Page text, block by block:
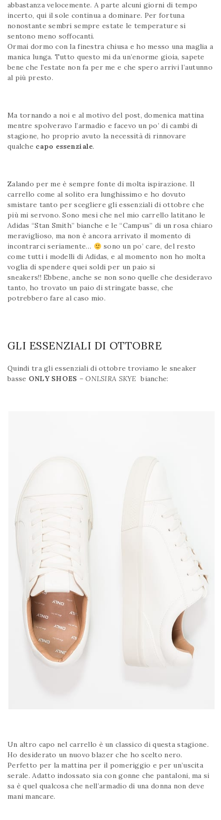
abbastanza velocemente. A parte alcuni giorni di tempo
incerto, qui il sole continua a dominare. Per fortuna
nonostante sembri sempre estate le temperature si
sentono meno soffocanti.
Ormai dormo con la finestra chiusa e ho messo una maglia a
manica lunga. Tutto questo mi da un’enorme gioia, sapete
bene che l’estate non fa per me e che spero arrivi l’autunno
al più presto.
Ma tornando a noi e al motivo del post, domenica mattina
mentre spolveravo l’armadio e facevo un po’ di cambi di
stagione, ho proprio avuto la necessità di rinnovare
qualche capo essenziale.
Zalando per me è sempre fonte di molta ispirazione. Il
carrello come al solito era lunghissimo e ho dovuto
smistare tanto per scegliere gli essenziali di ottobre che
più mi servono. Sono mesi che nel mio carrello latitano le
Adidas “Stan Smith” bianche e le “Campus” di un rosa chiaro
meraviglioso, ma non è ancora arrivato il momento di
incontrarci seriamente…
sono un po’ care, del resto
come tutti i modelli di Adidas, e al momento non ho molta
voglia di spendere quei soldi per un paio si
sneakers!! Ebbene, anche se non sono quelle che desideravo
tanto, ho trovato un paio di stringate basse, che
potrebbero fare al caso mio.
GLI ESSENZIALI DI OTTOBRE
Quindi tra gli essenziali di ottobre troviamo le sneaker
basse ONLY SHOES –ONLSIRA SKYE bianche:
Un altro capo nel carrello è un classico di questa stagione.
Ho desiderato un nuovo blazer che ho scelto nero.
Perfetto per la mattina per il pomeriggio e per un’uscita
serale. Adatto indossato sia con gonne che pantaloni, ma si
sa è quel qualcosa che nell’armadio di una donna non deve
mani mancare.